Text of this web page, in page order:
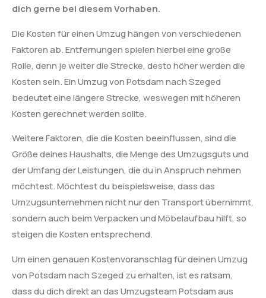
dich gerne bei diesem Vorhaben.
Die Kosten für einen Umzug hängen von verschiedenen
Faktoren ab. Entfernungen spielen hierbei eine große
Rolle, denn je weiter die Strecke, desto höher werden die
Kosten sein. Ein Umzug von Potsdam nach Szeged
bedeutet eine längere Strecke, weswegen mit höheren
Kosten gerechnet werden sollte.
Weitere Faktoren, die die Kosten beeinflussen, sind die
Größe deines Haushalts, die Menge des Umzugsguts und
der Umfang der Leistungen, die du in Anspruch nehmen
möchtest. Möchtest du beispielsweise, dass das
Umzugsunternehmen nicht nur den Transport übernimmt,
sondern auch beim Verpacken und Möbelaufbau hilft, so
steigen die Kosten entsprechend.
Um einen genauen Kostenvoranschlag für deinen Umzug
von Potsdam nach Szeged zu erhalten, ist es ratsam,
dass du dich direkt an das Umzugsteam Potsdam aus